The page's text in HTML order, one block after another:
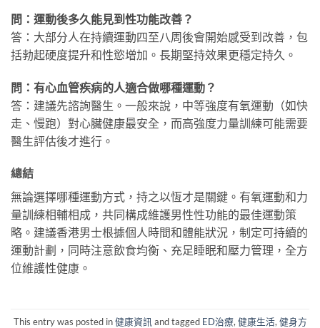
問：運動後多久能見到性功能改善？
答：大部分人在持續運動四至八周後會開始感受到改善，包
括勃起硬度提升和性慾增加。長期堅持效果更穩定持久。
問：有心血管疾病的人適合做哪種運動？
答：建議先諮詢醫生。一般來說，中等強度有氧運動（如快
走、慢跑）對心臟健康最安全，而高強度力量訓練可能需要
醫生評估後才進行。
總結
無論選擇哪種運動方式，持之以恆才是關鍵。有氧運動和力
量訓練相輔相成，共同構成維護男性性功能的最佳運動策
略。建議香港男士根據個人時間和體能狀況，制定可持續的
運動計劃，同時注意飲食均衡、充足睡眠和壓力管理，全方
位維護性健康。
This entry was posted in健康資訊 and tagged ED治療, 健康生活, 健身方